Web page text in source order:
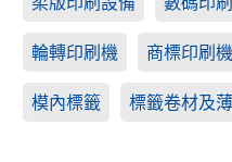
輪轉印刷機 商標印刷機
模內標籤 標籤卷材及